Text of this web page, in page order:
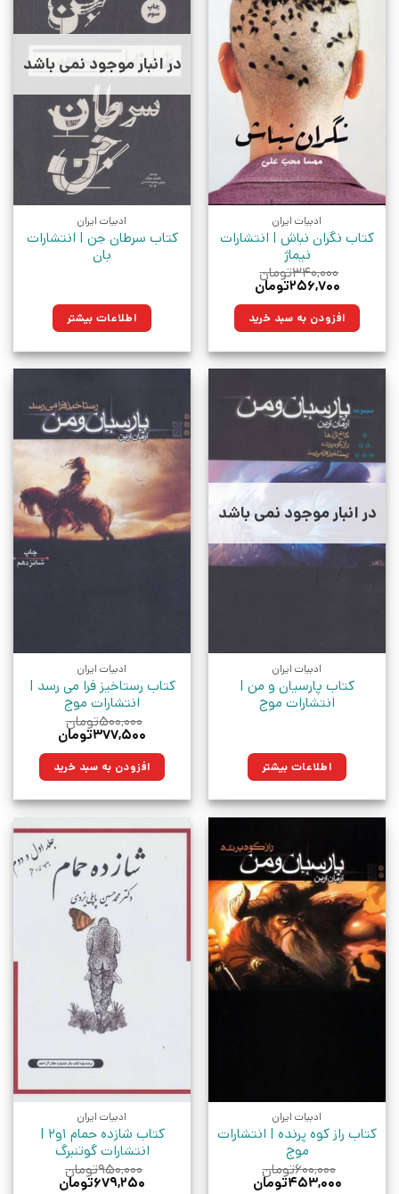
ادبیات ایران
کتاب نگران نباش | انتشارات
نیماژ
۳۴۰,۰۰۰تومان
قیمت
۳۴۰,۰۰۰تومان
بود.
۲۵۶,۷۰۰تومان
۲۵۶,۷۰۰تومان.افزودن به سبد خرید
در انبار موجود نمی باشد
ادبیات ایران
کتاب سرطان جن | انتشارات
بان
اطلاعات بیشتر
در انبار موجود نمی باشد
ادبیات ایران
کتاب پارسیان و من |
انتشارات موج
اطلاعات بیشتر
ادبیات ایران
کتاب رستاخیز فرا می رسد |
انتشارات موج
۵۰۰,۰۰۰تومان
قیمت
۵۰۰,۰۰۰تومان
بود.
۳۷۷,۵۰۰تومان
۳۷۷,۵۰۰تومان.افزودن به سبد خرید
ادبیات ایران
کتاب راز کوه پرنده | انتشارات
موج
۶۰۰,۰۰۰تومان
قیمت
۴۵۳,۰۰۰تومان
ادبیات ایران
کتاب شازده حمام 1و2 |
انتشارات گوتنبرگ
۹۵۰,۰۰۰تومان
قیمت
۶۷۹,۲۵۰تومان